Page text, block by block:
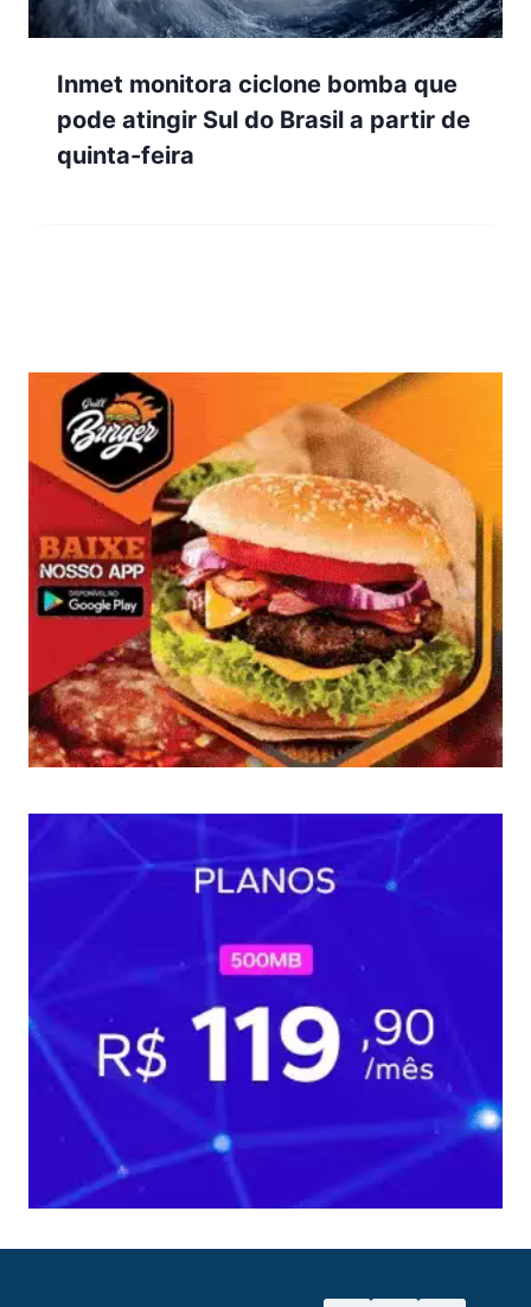
Inmet monitora ciclone bomba que
pode atingir Sul do Brasil a partir de
quinta-feira